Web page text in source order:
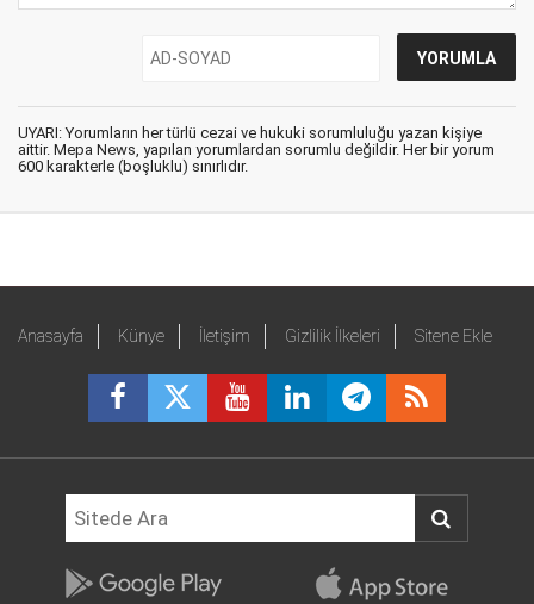
UYARI: Yorumların her türlü cezai ve hukuki sorumluluğu yazan kişiye
aittir. Mepa News, yapılan yorumlardan sorumlu değildir. Her bir yorum
600 karakterle (boşluklu) sınırlıdır.
Anasayfa Künye İletişim Gizlilik İlkeleri Sitene Ekle